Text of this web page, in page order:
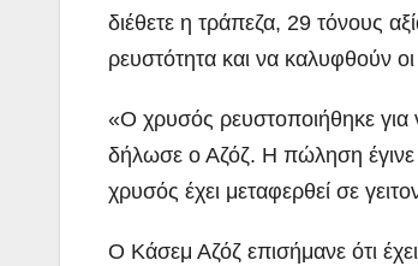
διέθετε η τράπεζα, 29 τόνους
ρευστότητα και να καλυφθούν οι
«Ο χρυσός ρευστοποιήθηκε για
δήλωσε ο Αζόζ. Η πώληση έγινε
χρυσός έχει μεταφερθεί σε
Ο Κάσεμ Αζόζ επισήμανε ότι